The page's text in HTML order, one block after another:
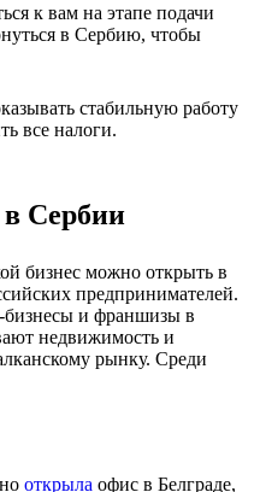
к вам на этапе подачи
в Сербию, чтобы
стабильную работу
все налоги.
Сербии
бизнес можно открыть в
предпринимателей.
и франшизы в
недвижимость и
рынку. Среди
открыла офис в Белграде,